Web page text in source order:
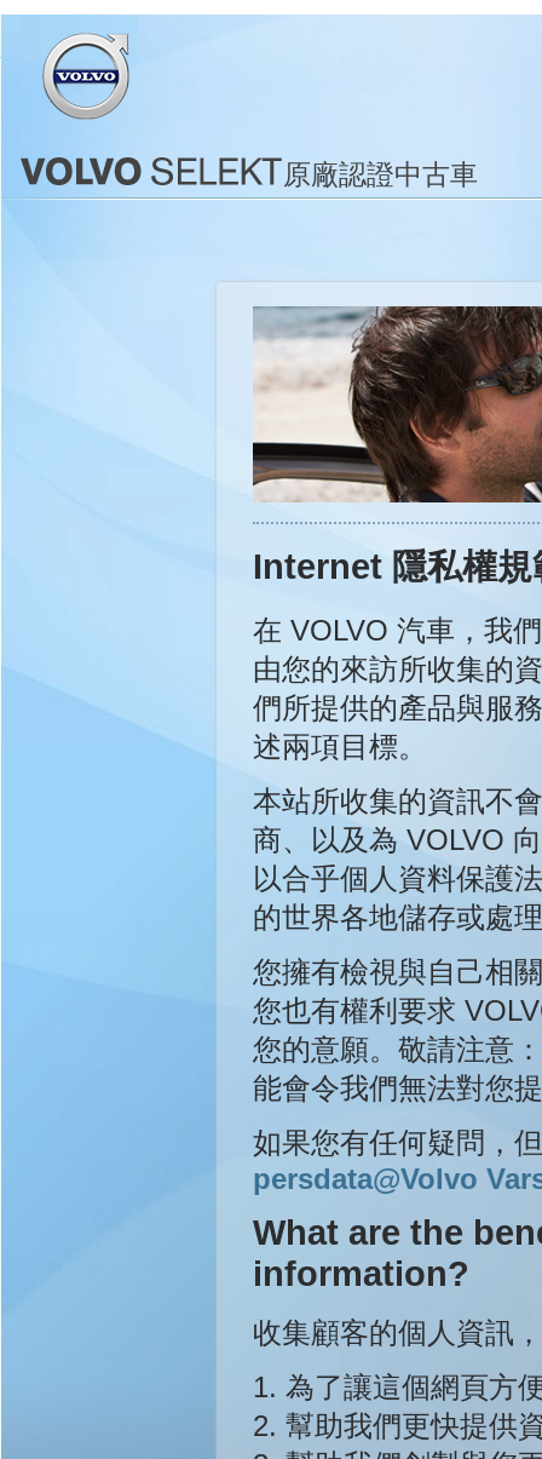
原廠認證中古車
Internet 隱私權規
在 VOLVO 汽車，我
由您的來訪所收集的
們所提供的產品與服
述兩項目標。
本站所收集的資訊不
商、以及為 VOLVO
以合乎個人資料保護
的世界各地儲存或處
您擁有檢視與自己相
您也有權利要求
您的意願。敬請注意
能會令我們無法對您
如果您有任何疑問，
persdata@Volvo
What are the
information?
收集顧客的個人資訊
1. 為了讓這個網頁方
2. 幫助我們更快提供